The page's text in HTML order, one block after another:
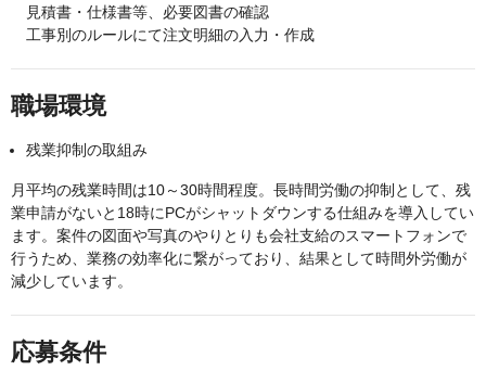
見積書・仕様書等、必要図書の確認
工事別のルールにて注文明細の入力・作成
職場環境
残業抑制の取組み
月平均の残業時間は10～30時間程度。長時間労働の抑制として、残
業申請がないと18時にPCがシャットダウンする仕組みを導入してい
ます。案件の図面や写真のやりとりも会社支給のスマートフォンで
行うため、業務の効率化に繋がっており、結果として時間外労働が
減少しています。
応募条件